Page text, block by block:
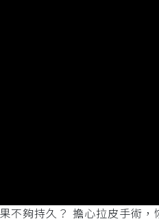
不夠持久？ 擔心拉皮手術